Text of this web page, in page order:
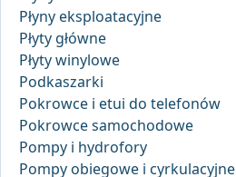
Płyny eksploatacyjne
Płyty główne
Płyty winylowe
Podkaszarki
Pokrowce i etui do telefonów
Pokrowce samochodowe
Pompy i hydrofory
Pompy obiegowe i cyrkulacyjne